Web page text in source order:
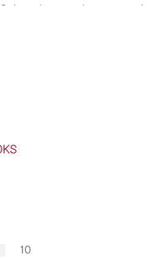
wichtigste und
ZDF verfilmt.
Bestsellerliste. Die
Bestseller und erscheinen
10